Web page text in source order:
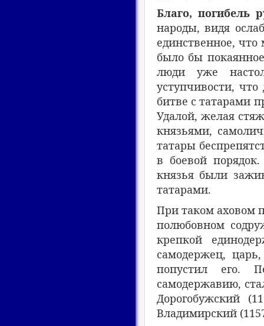
Благо, погибель
народы, видя
единственное, что
было бы
люди уже
уступчивости,
битве с татарами
Удалой, желая
князьями,
татары
в боевой
князья были
татарами.
При таком аховом
полюбовном
крепкой
самодержец,
попустил его.
самодержавию,
Дорогобужский
Владимирский